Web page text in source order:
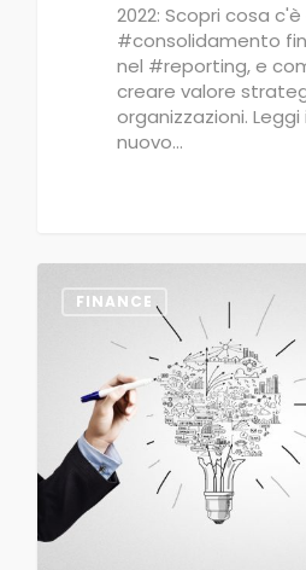
2022: Scopri cosa
#consolidamento
nel #reporting, e
creare valore
organizzazioni.
nuovo…
FINANCE